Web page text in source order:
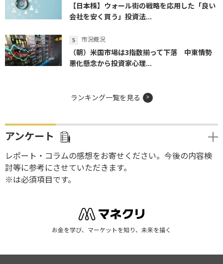
【日本株】ウォール街の戦略を応用した「良い
会社を安く買う」投資法...
市況概況
（朝）米国市場は3指数揃って下落 中東情勢
悪化懸念から投資家心理...
ランキング一覧を見る
アンケート
レポート・コラムの感想をお寄せください。今後の内容検
討等に参考にさせていただきます。
※は必須項目です。
お金を学び、マーケットを知り、未来を描く